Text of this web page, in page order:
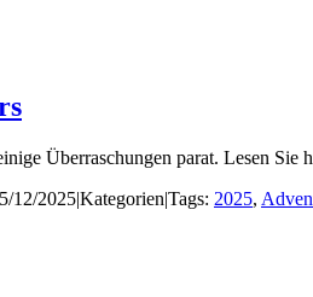
Überraschungen parat. Lesen Sie
12/2025|Kategorien|Tags: 2025,